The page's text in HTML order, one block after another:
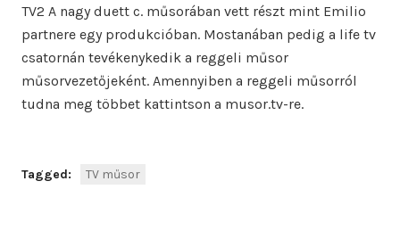
TV2 A nagy duett c. műsorában vett részt mint Emilio
partnere egy produkcióban. Mostanában pedig a life tv
csatornán tevékenykedik a reggeli műsor
műsorvezetőjeként. Amennyiben a reggeli műsorról
tudna meg többet kattintson a musor.tv-re.
Tagged: TV műsor